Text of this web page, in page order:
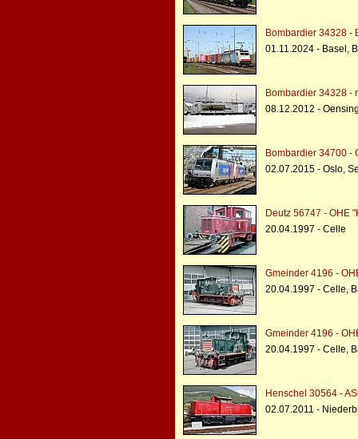
Bombardier 34328 -
01.11.2024 - Basel,
Bombardier 34328 -
08.12.2012 -
Bombardier 34700 -
02.07.2015 - Oslo,
Deutz 56747 - OHE
20.04.1997 - Celle
Gmeinder 4196 -
20.04.1997 - Celle,
Gmeinder 4196 -
20.04.1997 - Celle,
Henschel 30564 -
02.07.2011 -